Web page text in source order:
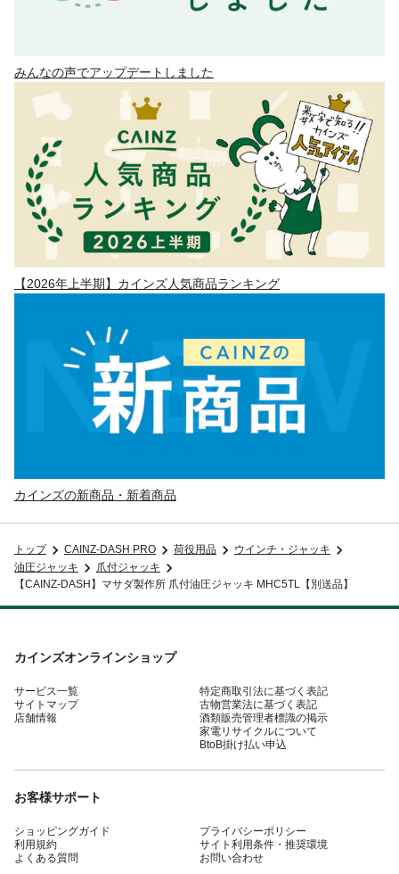
みんなの声でアップデートしました
【2026年上半期】カインズ人気商品ランキング
カインズの新商品・新着商品
トップ CAINZ-DASH PRO 荷役用品
ウインチ・ジャッキ
油圧ジャッキ
爪付ジャッキ
【CAINZ-DASH】マサダ製作所 爪付油圧ジャッキ MHC5TL【別送品】
カインズオンラインショップ
サービス一覧
サイトマップ
店舗情報
特定商取引法に基づく表記
古物営業法に基づく表記
酒類販売管理者標識の掲示
家電リサイクルについて
BtoB掛け払い申込
お客様サポート
ショッピングガイド
利用規約
よくある質問
プライバシーポリシー
サイト利用条件・推奨環境
お問い合わせ